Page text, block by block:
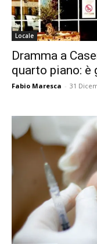
Locale
Dramma a
quarto piano: è
Fabio Maresca - 31